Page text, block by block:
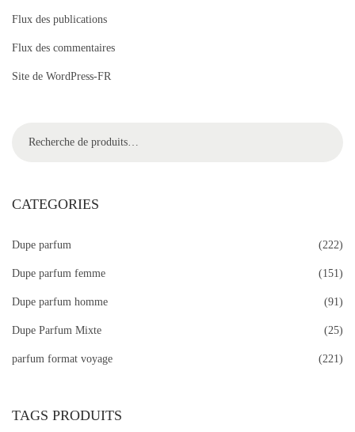
Flux des publications
Flux des commentaires
Site de WordPress-FR
CATEGORIES
Dupe parfum (222)
Dupe parfum femme (151)
Dupe parfum homme (91)
Dupe Parfum Mixte (25)
parfum format voyage (221)
TAGS PRODUITS